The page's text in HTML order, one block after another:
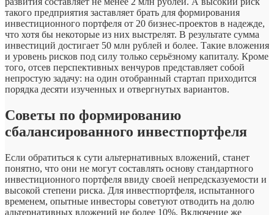
такого предприятия заставляет брать для формирования
инвестиционного портфеля от 20 бизнес-проектов в надежде,
что хотя бы некоторые из них выстрелят. В результате сумма
инвестиций достигает 50 млн рублей и более. Такие вложения
и уровень рисков под силу только серьёзному капиталу. Кроме
того, отсев перспективных венчуров представляет собой
непростую задачу: на один отобранный стартап приходится
порядка десяти изученных и отвергнутых вариантов.
Советы по формированию
сбалансированного инвестпортфеля
Если обратиться к сути альтернативных вложений, станет
понятно, что они не могут составлять основу стандартного
инвестиционного портфеля ввиду своей непредсказуемости и
высокой степени риска. Для инвестпортфеля, испытанного
временем, опытные инвесторы советуют отводить на долю
альтернативных вложений не более 10%. Включение же